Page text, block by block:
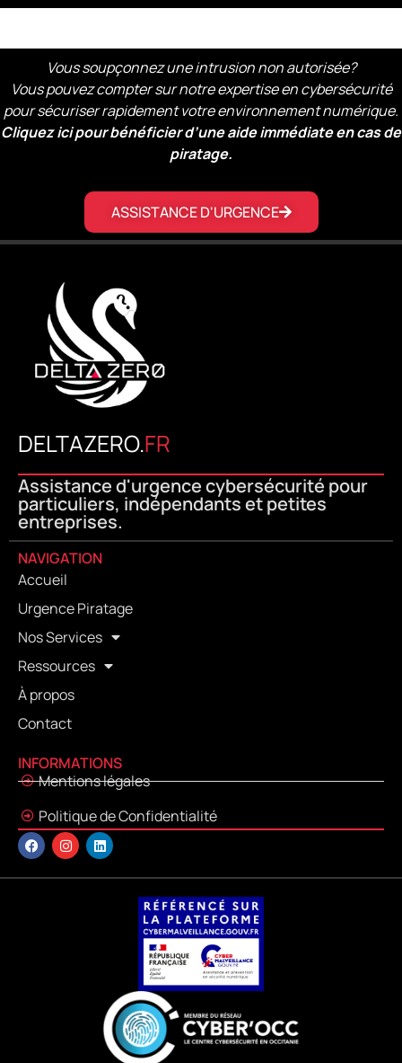
Vous soupçonnez une intrusion non autorisée?
Vous pouvez compter sur notre expertise en cybersécurité
pour sécuriser rapidement votre environnement numérique.
Cliquez ici pour bénéficier d’une aide immédiate en cas de
piratage.
ASSISTANCE D'URGENCE
DELTAZERO.FR
Assistance d'urgence cybersécurité pour
particuliers, indépendants et petites
entreprises.
NAVIGATION
Accueil
Urgence Piratage
Nos Services
Ressources
À propos
Contact
INFORMATIONS
Mentions légales
Politique de Confidentialité